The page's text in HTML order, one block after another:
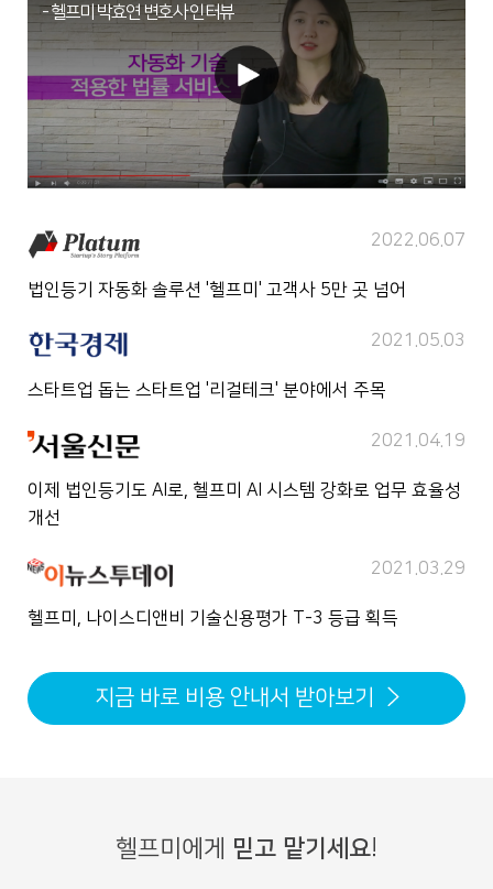
- 헬프미 박효연 변호사 인터뷰
2022.06.07
법인등기 자동화 솔루션 '헬프미' 고객사 5만 곳 넘어
2021.05.03
스타트업 돕는 스타트업 '리걸테크' 분야에서 주목
2021.04.19
이제 법인등기도 AI로, 헬프미 AI 시스템 강화로 업무 효율성
개선
2021.03.29
헬프미, 나이스디앤비 기술신용평가 T-3 등급 획득
지금 바로 비용 안내서 받아보기
헬프미에게 믿고 맡기세요!